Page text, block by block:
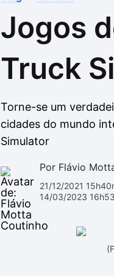
Drivers
Outros
Jogos
Truck
Torne-se um
cidades do mundo
Simulator
Por Flávio
21/12/2021
14/03/2023